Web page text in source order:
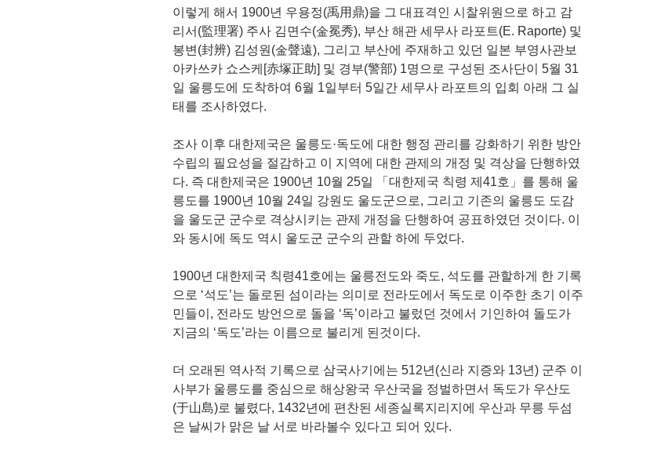
이렇게 해서 1900년 우용정(禹用鼎)을 그 대표격인 시찰위원으로 하고 감
리서(監理署) 주사 김면수(金冕秀), 부산 해관 세무사 라포트(E. Raporte) 및
봉변(封辨) 김성원(金聲遠), 그리고 부산에 주재하고 있던 일본 부영사관보
아카쓰카 쇼스케[赤塚正助] 및 경부(警部) 1명으로 구성된 조사단이 5월 31
일 울릉도에 도착하여 6월 1일부터 5일간 세무사 라포트의 입회 아래 그 실
태를 조사하였다.
조사 이후 대한제국은 울릉도·독도에 대한 행정 관리를 강화하기 위한 방안
수립의 필요성을 절감하고 이 지역에 대한 관제의 개정 및 격상을 단행하였
다. 즉 대한제국은 1900년 10월 25일 「대한제국 칙령 제41호」를 통해 울
릉도를 1900년 10월 24일 강원도 울도군으로, 그리고 기존의 울릉도 도감
을 울도군 군수로 격상시키는 관제 개정을 단행하여 공표하였던 것이다. 이
와 동시에 독도 역시 울도군 군수의 관할 하에 두었다.
1900년 대한제국 칙령41호에는 울릉전도와 죽도, 석도를 관할하게 한 기록
으로 ‘석도’는 돌로된 섬이라는 의미로 전라도에서 독도로 이주한 초기 이주
민들이, 전라도 방언으로 돌을 ‘독’이라고 불렀던 것에서 기인하여 돌도가
지금의 ‘독도’라는 이름으로 불리게 된것이다.
더 오래된 역사적 기록으로 삼국사기에는 512년(신라 지증와 13년) 군주 이
사부가 울릉도를 중심으로 해상왕국 우산국을 정벌하면서 독도가 우산도
(于山島)로 불렸다, 1432년에 편찬된 세종실록지리지에 우산과 무릉 두섬
은 날씨가 맑은 날 서로 바라볼수 있다고 되어 있다.